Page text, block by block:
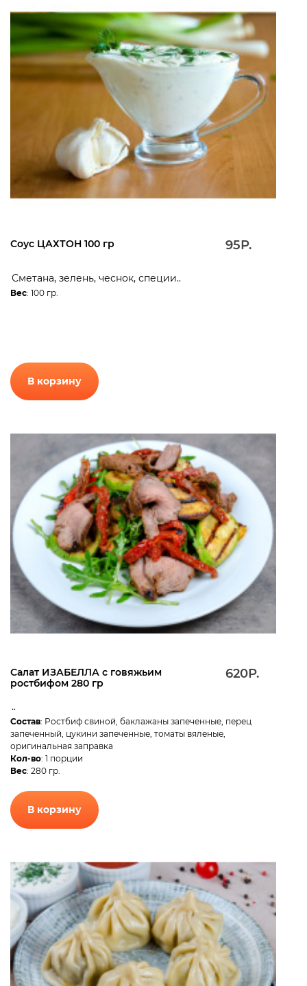
Соус ЦАХТОН 100 гр 95Р.
Сметана, зелень, чеснок, специи..
Вес: 100 гр.
В корзину
Салат ИЗАБЕЛЛА с говяжьим
ростбифом 280 гр
620Р.
..
Состав: Ростбиф свиной, баклажаны запеченные, перец
запеченный, цукини запеченные, томаты вяленые,
оригинальная заправка
Кол-во: 1 порции
Вес: 280 гр.
В корзину